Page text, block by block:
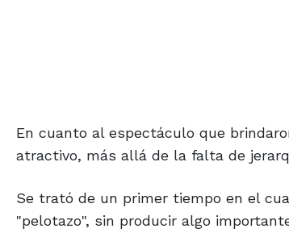
En cuanto al espectáculo que
atractivo, más allá de la falta de
Se trató de un primer tiempo en el
"pelotazo", sin producir algo